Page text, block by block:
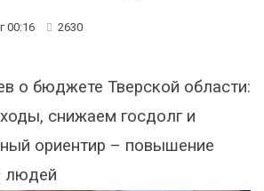
00:16 2630
о бюджете Тверской области:
снижаем госдолг и
ориентир – повышение
людей